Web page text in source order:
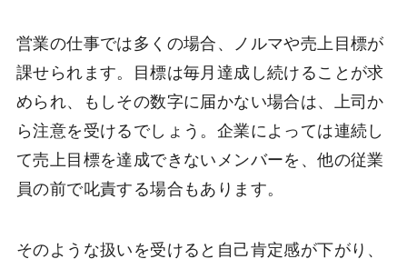
営業の仕事では多くの場合、ノルマや売上目標が
課せられます。目標は毎月達成し続けることが求
められ、もしその数字に届かない場合は、上司か
ら注意を受けるでしょう。企業によっては連続し
て売上目標を達成できないメンバーを、他の従業
員の前で叱責する場合もあります。
そのような扱いを受けると自己肯定感が下がり、